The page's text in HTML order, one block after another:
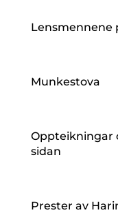
Lensmennene
Munkestova
Oppteikningar
sidan
Prester av